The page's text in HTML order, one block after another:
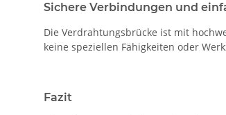
Sichere Verbindungen und
Die Verdrahtungsbrücke ist mit
keine speziellen Fähigkeiten oder
Fazit